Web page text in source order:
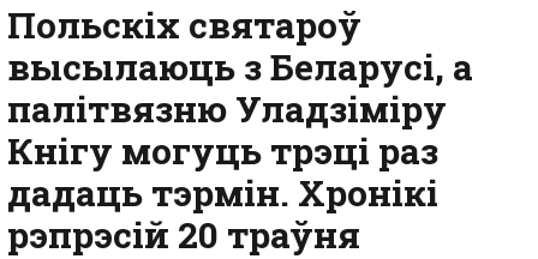
Польскіх святароў
высылаюць з Беларусі, а
палітвязню Уладзіміру
Кнігу могуць трэці раз
дадаць тэрмін. Хронікі
рэпрэсій 20 траўня